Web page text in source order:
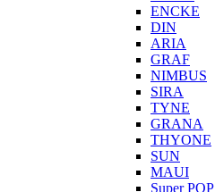
ENCKE
DIN
ARIA
GRAF
NIMBUS
SIRA
TYNE
GRANA
THYONE
SUN
MAUI
Super POP